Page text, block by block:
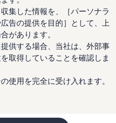
集した情報を、［パーソナラ
告の提供を目的］として、上
があります。
供する場合、当社は、外部事
取得していることを確認しま
使用を完全に受け入れます。
ジン
ント
スアップすることも、堅牢な
こともできます。フォルクス
ルクスワーゲンアクセサリー
けます。さまざまなホイール
選択肢